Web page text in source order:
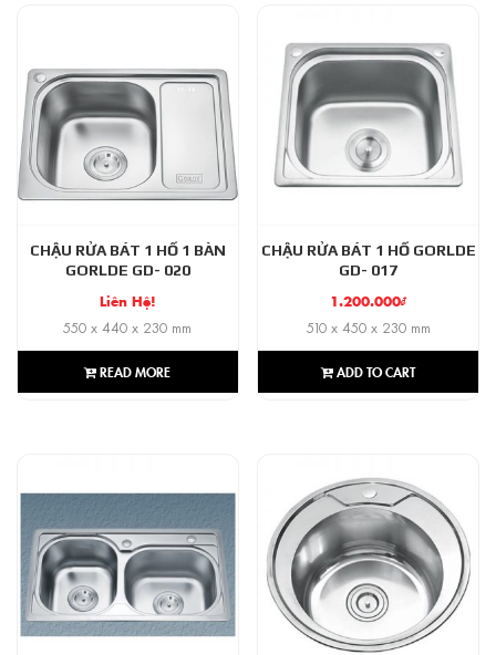
CHẬU RỬA BÁT 1 HỐ 1 BÀN
GORLDE GD- 020
Liên Hệ!
550 x 440 x 230 mm
READ MORE
CHẬU RỬA BÁT 1 HỐ GORLDE
GD- 017
1.200.000₫
510 x 450 x 230 mm
ADD TO CART